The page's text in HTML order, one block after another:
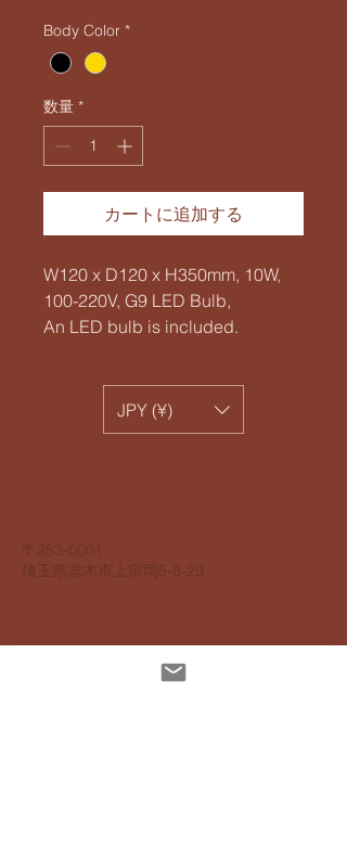
Body Color *
数量 *
カートに追加する
W120 x D120 x H350mm, 10W,
100-220V, G9 LED Bulb,
An LED bulb is included.
JPY (¥)
​〒353-0001
​埼玉県志木市上宗岡5-8-29
個人情報保護指針
アクセスビリティ指針